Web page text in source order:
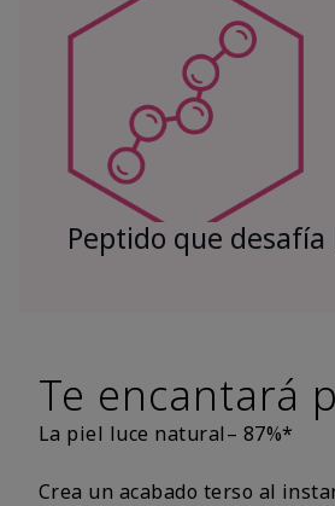
Peptido que desafía
Te encantará
La piel luce natural– 87%*
Crea un acabado terso al